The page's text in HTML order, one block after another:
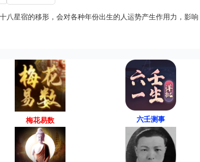
八星宿的移形，会对各种年份出生的人运势产生作用力，影响
梅花易数 六壬测事